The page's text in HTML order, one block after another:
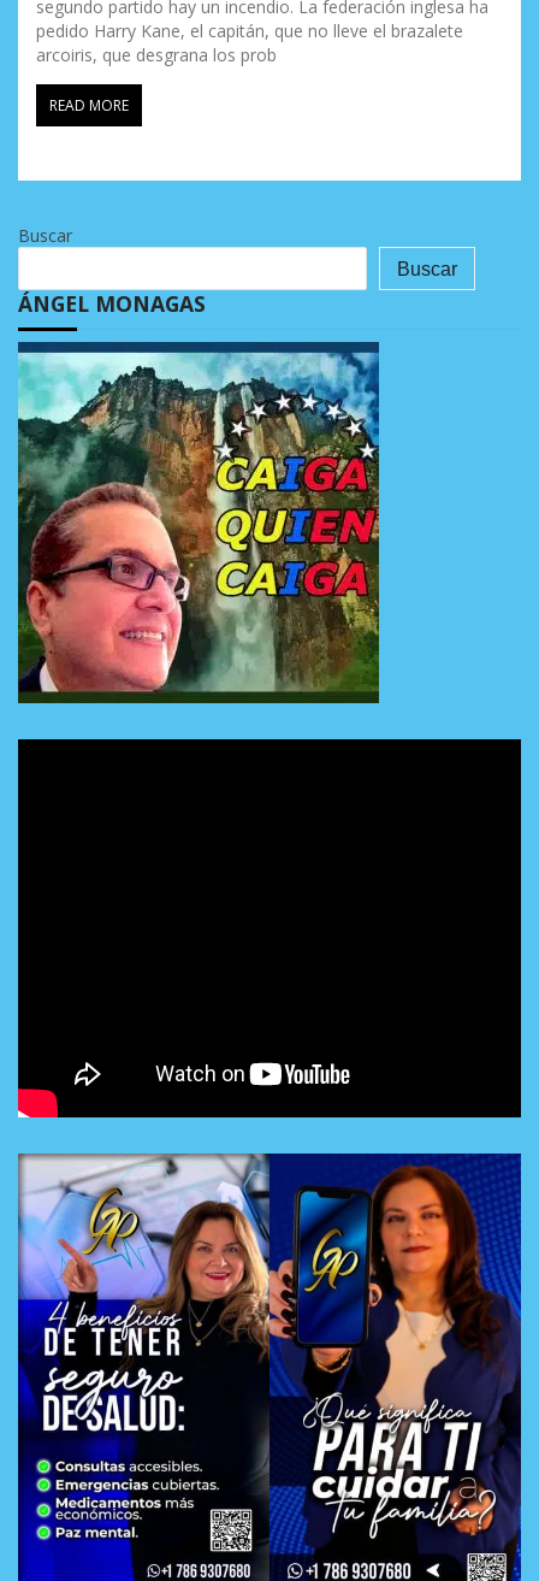
segundo partido hay un incendio. La federación inglesa ha
pedido Harry Kane, el capitán, que no lleve el brazalete
arcoiris, que desgrana los prob
READ MORE
Buscar
Buscar
ÁNGEL MONAGAS